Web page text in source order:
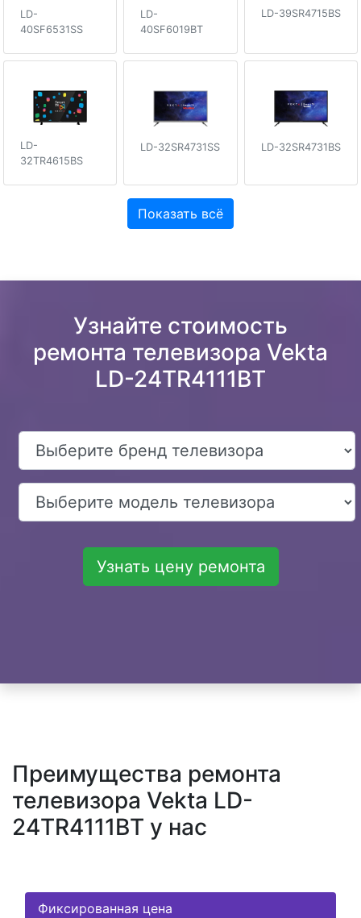
LD-
40SF6531SS
LD-
40SF6019BT
LD-39SR4715BS
LD-
32TR4615BS
LD-32SR4731SS LD-32SR4731BS
Показать всё
Узнайте стоимость
ремонта телевизора Vekta
LD-24TR4111BT
Узнать цену ремонта
Преимущества ремонта
телевизора Vekta LD-
24TR4111BT у нас
Фиксированная цена